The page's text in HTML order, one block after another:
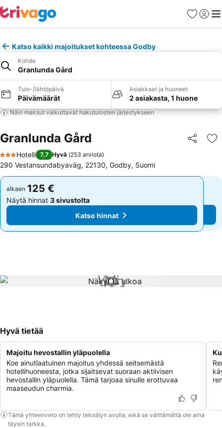
Suosikit
Katso kaikki majoitukset kohteessa Godby
Kohde
Granlunda Gård
Tulo-/lähtöpäivä
Päivämäärät
Asiakkaat ja huoneet
2 asiakasta, 1 huone
Näin maksut vaikuttavat hakutulosten järjestykseen
Granlunda Gård Jaa
3 Tähtiluokitus
Hotelli 7,7 Hyvä (253 arviota)
290 Vestansundabyaväg, 22130, Godby, Suomi
alkaen 125 €
Näytä hinnat 3 sivustolta
Katso hinnat
alkaen 125 €
Näytä hinnat 3 sivustolta
Katso hinnat
1 / 1
Hyvä tietää
Majoitu hevostallin yläpuolella
Koe ainutlaatuinen majoitus yhdessä seitsemästä
hotellihuoneesta, jotka sijaitsevat suoraan aktiivisen
hevostallin yläpuolella. Tämä tarjoaa sinulle erottuvaa
maaseudun charmia.
Tämä yhteenveto on tehty tekoälyn avulla, eikä se välttämättä ole aina
täysin tarkka.